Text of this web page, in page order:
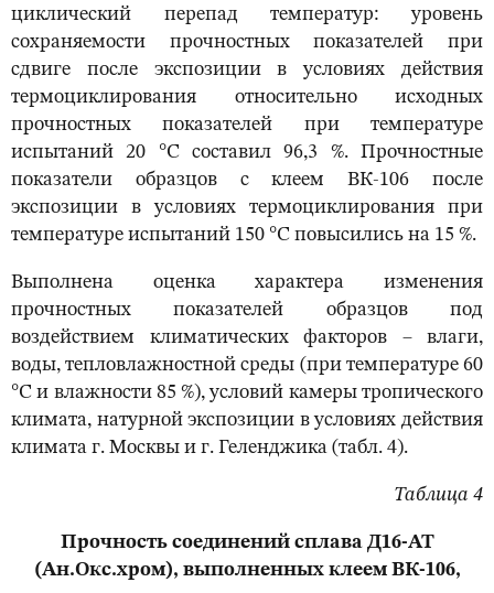
циклический перепад температур: уровень
сохраняемости прочностных показателей при
сдвиге после экспозиции в условиях действия
термоциклирования относительно исходных
прочностных показателей при температуре
испытаний 20 °С составил 96,3 %. Прочностные
показатели образцов с клеем ВК-106 после
экспозиции в условиях термоциклирования при
температуре испытаний 150 °С повысились на 15 %.
Выполнена оценка характера изменения
прочностных показателей образцов под
воздействием климатических факторов – влаги,
воды, тепловлажностной среды (при температуре 60
°С и влажности 85 %), условий камеры тропического
климата, натурной экспозиции в условиях действия
климата г. Москвы и г. Геленджика (табл. 4).
Таблица 4
Прочность соединений сплава Д16-АТ
(Ан.Окс.хром), выполненных клеем ВК-106,